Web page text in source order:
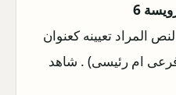
6
المراد تعيينه كعنوان
(فرعى ام رئيسى) . شاهد